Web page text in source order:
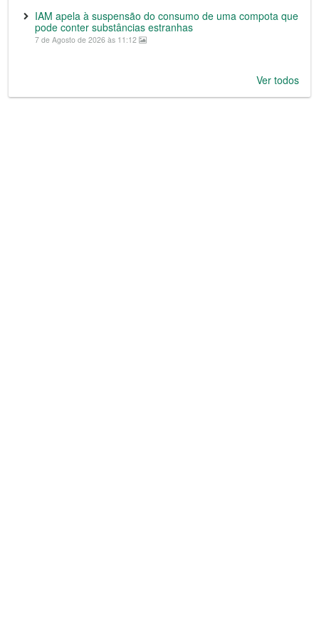
IAM apela à suspensão do consumo de uma compota que
pode conter substâncias estranhas
7 de Agosto de 2026 às 11:12
Ver todos